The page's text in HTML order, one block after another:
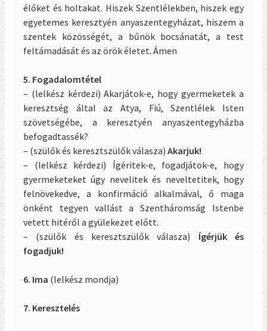
élőket és holtakat. Hiszek Szentlélekben, hiszek egy
egyetemes keresztyén anyaszentegyházat, hiszem a
szentek közösségét, a bűnök bocsánatát, a test
feltámadását és az örök életet. Ámen
5. Fogadalomtétel
– (lelkész kérdezi) Akarjátok-e, hogy gyermeketek a
keresztség által az Atya, Fiú, Szentlélek Isten
szövetségébe, a keresztyén anyaszentegyházba
befogadtassék?
– (szülők és keresztszülők válasza) Akarjuk!
– (lelkész kérdezi) Ígéritek-e, fogadjátok-e, hogy
gyermeketeket úgy nevelitek és neveltetitek, hogy
felnövekedve, a konfirmáció alkalmával, ő maga
önként tegyen vallást a Szentháromság Istenbe
vetett hitéről a gyülekezet előtt.
– (szülők és keresztszülők válasza) Ígérjük és
fogadjuk!
6. Ima (lelkész mondja)
7. Keresztelés